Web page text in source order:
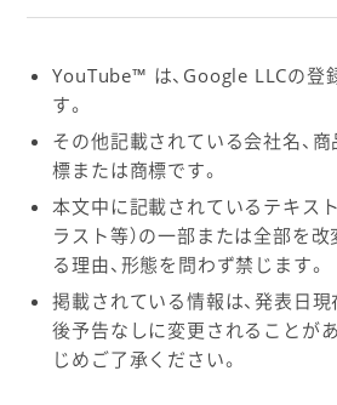
YouTube™ は、Google LLCの登
す。
その他記載されている会社名、
標または商標です。
本文中に記載されているテキスト
ラスト等）の一部または全部を改
る理由、形態を問わず禁じます。
掲載されている情報は、発表日
後予告なしに変更されることが
じめご了承ください。